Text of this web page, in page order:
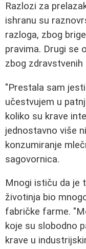
Razlozi za
ishranu su
razloga, zbog
pravima. Drugi se
zbog
"Prestala sam
učestvujem u
koliko su krave
jednostavno više
konzumiranje
sagovornica.
Mnogi ističu da je
životinja bio
fabričke farme.
koje su slobodno
krave u